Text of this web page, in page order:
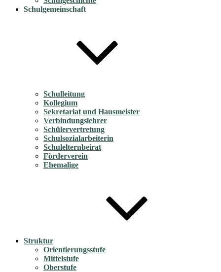
Schulgemeinschaft
Schulleitung
Kollegium
Sekretariat und Hausmeister
Verbindungslehrer
Schülervertretung
Schulsozialarbeiterin
Schulelternbeirat
Förderverein
Ehemalige
Struktur
Orientierungsstufe
Mittelstufe
Oberstufe